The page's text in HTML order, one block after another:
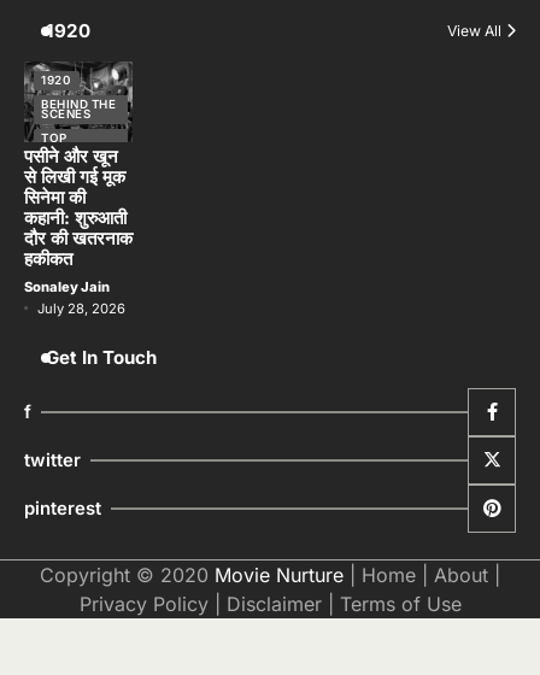
1920 View All
1920
BEHIND THE
SCENES
TOP
STORIES
पसीने और खून
से लिखी गई मूक
सिनेमा की
कहानी: शुरुआती
दौर की खतरनाक
हकीकत
Sonaley Jain
July 28, 2026
Get In Touch
f
twitter
pinterest
Copyright © 2020 Movie Nurture Home About
Privacy Policy| Disclaimer| Terms of Use